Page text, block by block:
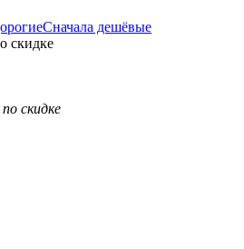
Сначала дешёвые
скидке
скидке